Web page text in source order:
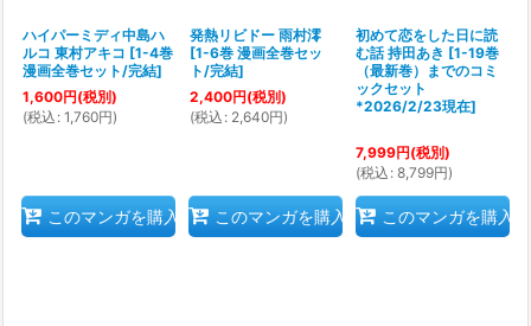
ハイパーミディ中島ハ
ルコ 東村アキコ [1-4巻
漫画全巻セット/完結]
1,600円(税別)
(税込 : 1,760円)
このマンガを購入
発熱リビドー 雨村澪
[1-6巻 漫画全巻セッ
ト/完結]
2,400円(税別)
(税込 : 2,640円)
このマンガを購入
初めて恋をした日に読
む話 持田あき [1-19巻
（最新巻）までのコミ
ックセット
*2026/2/23現在]
7,999円(税別)
(税込 : 8,799円)
このマンガを購入